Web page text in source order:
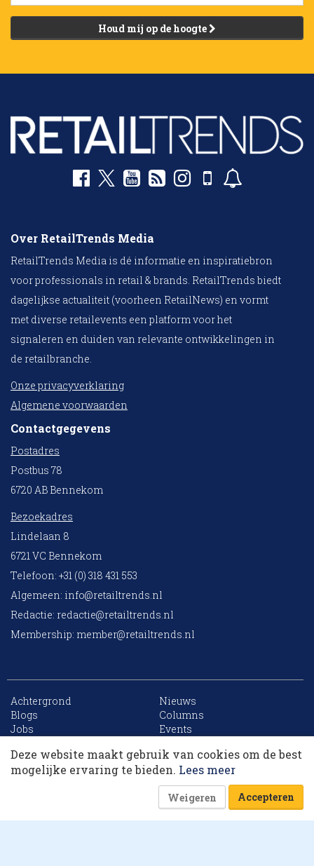
Houd mij op de hoogte
Over RetailTrends Media
RetailTrends Media is dé informatie en inspiratiebron
voor professionals in retail & brands. RetailTrends biedt
dagelijkse actualiteit (voorheen RetailNews) en vormt
met diverse retailevents een platform voor het
signaleren en duiden van relevante ontwikkelingen in
de retailbranche.
Onze privacyverklaring
Algemene voorwaarden
Contactgegevens
Postadres
Postbus 78
6720 AB Bennekom
Bezoekadres
Lindelaan 8
6721 VC Bennekom
Telefoon: +31 (0) 318 431 553
Algemeen: info@retailtrends.nl
Redactie: redactie@retailtrends.nl
Membership: member@retailtrends.nl
Achtergrond
Nieuws
Blogs
Columns
Jobs
Events
Archief
Sitemap
Website is powered by
Deze website maakt gebruik van cookies om de best
mogelijke ervaring te bieden. Lees meer
Weigeren Accepteren
10 collega’s
Korting op events